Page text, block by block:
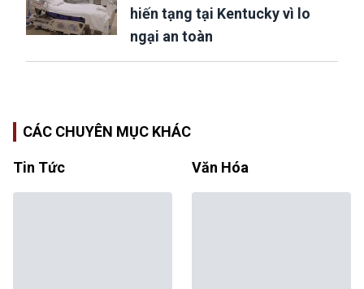
hiến tạng tại Kentucky vì lo
ngại an toàn
CÁC CHUYÊN MỤC KHÁC
Tin Tức Văn Hóa